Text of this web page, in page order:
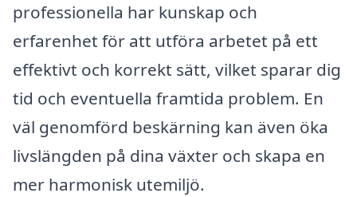
professionella har kunskap och
erfarenhet för att utföra arbetet på ett
effektivt och korrekt sätt, vilket sparar dig
tid och eventuella framtida problem. En
väl genomförd beskärning kan även öka
livslängden på dina växter och skapa en
mer harmonisk utemiljö.